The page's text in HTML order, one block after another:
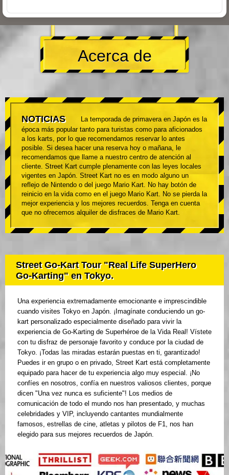
Acerca de
NOTICIAS
La temporada de primavera en Japón es la
época más popular tanto para turistas como para aficionados
a los karts, por lo que recomendamos reservar lo antes
posible. Si desea hacer una reserva hoy o mañana, le
recomendamos que llame a nuestro centro de atención al
cliente. Street Kart cumple plenamente con las leyes locales
vigentes en Japón. Street Kart no es en modo alguno un
reflejo de Nintendo o del juego Mario Kart. No hay botón de
reinicio en la vida como en el juego Mario Kart. No se pierda la
mejor experiencia y los mejores recuerdos. Tenga en cuenta
que no ofrecemos alquiler de disfraces de Mario Kart.
Street Go-Kart Tour "Real Life SuperHero
Go-Karting" en Tokyo.
Una experiencia extremadamente emocionante e imprescindible
cuando visites Tokyo en Japón. ¡Imagínate conduciendo un go-
kart personalizado especialmente diseñado para vivir la
experiencia de Go-Karting de Superhéroe de la Vida Real! Vístete
con tu disfraz de personaje favorito y conduce por la ciudad de
Tokyo. ¡Todas las miradas estarán puestas en ti, garantizado!
Puedes ir en grupo o en privado, Street Kart está completamente
equipado para hacer de tu experiencia algo muy especial. ¡No
confíes en nosotros, confía en nuestros valiosos clientes, porque
dicen "Una vez nunca es suficiente"! Los medios de
comunicación de todo el mundo nos han presentado, y muchas
celebridades y VIP, incluyendo cantantes mundialmente
famosos, estrellas de cine, atletas y pilotos de F1, nos han
elegido para sus mejores recuerdos de Japón.